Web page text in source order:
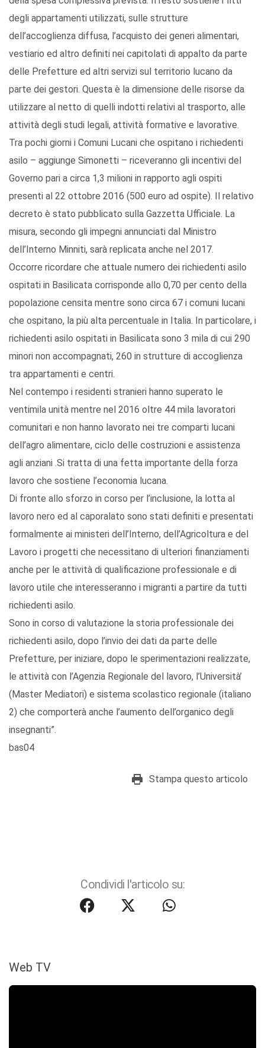
degli appartamenti utilizzati, sulle strutture
dell’accoglienza diffusa, l’acquisto dei generi alimentari,
vestiario ed altro definiti nei capitolati di appalto da parte
delle Prefetture ed altri servizi sul territorio lucano da
parte dei gestori. Questa è la dimensione delle risorse da
utilizzare al netto di quelli indotti relativi al trasporto, alle
attività degli studi legali, attività formative e lavorative.
Tra pochi giorni i Comuni Lucani che ospitano i richiedenti
asilo – aggiunge Simonetti – riceveranno gli incentivi del
Governo pari a circa 1,3 milioni in rapporto agli ospiti
presenti al 22 ottobre 2016 (500 euro ad ospite). Il relativo
decreto è stato pubblicato sulla Gazzetta Ufficiale. La
misura, secondo gli impegni annunciati dal Ministro
dell’Interno Minniti, sarà replicata anche nel 2017.
Occorre ricordare che attuale numero dei richiedenti asilo
ospitati in Basilicata corrisponde allo 0,70 per cento della
popolazione censita mentre sono circa 67 i comuni lucani
che ospitano, la più alta percentuale in Italia. In particolare, i
richiedenti asilo ospitati in Basilicata sono 3 mila di cui 290
minori non accompagnati, 260 in strutture di accoglienza
tra appartamenti e centri.
Nel contempo i residenti stranieri hanno superato le
ventimila unità mentre nel 2016 oltre 44 mila lavoratori
comunitari e non hanno lavorato nei tre comparti lucani
dell’agro alimentare, ciclo delle costruzioni e assistenza
agli anziani .Si tratta di una fetta importante della forza
lavoro che sostiene l’economia lucana.
Di fronte allo sforzo in corso per l’inclusione, la lotta al
lavoro nero ed al caporalato sono stati definiti e presentati
formalmente ai ministeri dell’Interno, dell’Agricoltura e del
Lavoro i progetti che necessitano di ulteriori finanziamenti
anche per le attività di qualificazione professionale e di
lavoro utile che interesseranno i migranti a partire da tutti
richiedenti asilo.
Sono in corso di valutazione la storia professionale dei
richiedenti asilo, dopo l’invio dei dati da parte delle
Prefetture, per iniziare, dopo le sperimentazioni realizzate,
le attività con l’Agenzia Regionale del lavoro, l’Università’
(Master Mediatori) e sistema scolastico regionale (italiano
2) che comporterà anche l’aumento dell’organico degli
insegnanti”.
bas04
Stampa questo articolo
Condividi l'articolo su:
Web TV